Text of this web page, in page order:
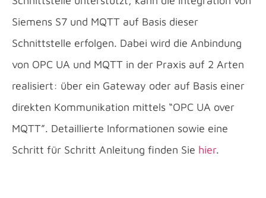
Siemens S7 und MQTT auf Basis dieser
Schnittstelle erfolgen. Dabei wird die Anbindung
von OPC UA und MQTT in der Praxis auf 2 Arten
realisiert: über ein Gateway oder auf Basis einer
direkten Kommunikation mittels “OPC UA over
MQTT”. Detaillierte Informationen sowie eine
Schritt für Schritt Anleitung finden Sie hier.